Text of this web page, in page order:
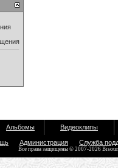
Альбомы Видеоклипы
Администрация Служба
Все права защищены © 2007-2026